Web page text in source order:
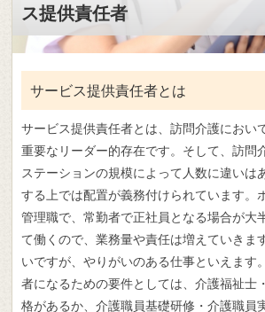
ス提供責任者
サービス提供責任者とは
サービス提供責任者とは、訪問介護におい
重要なリーダー的存在です。そして、訪問
ステーションの規模によって人数に違いは
する上では配置が義務付けられています。
管理職で、常勤者で正社員となる場合が大
て働くので、業務量や責任は増えていきま
いですが、やりがいのある仕事といえます
者になるための要件としては、介護福祉士
格があるか、介護職員基礎研修・介護職員